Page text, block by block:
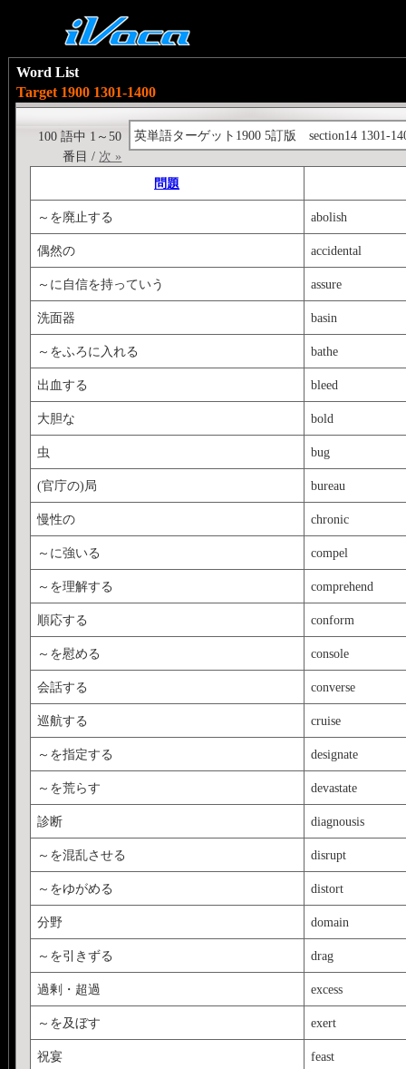
Word List
Target 1900 1301-1400
英単語ターゲット1900 5訂版 section14 1301-
100 語中 1～50
番目 / 次 »
問題
～を廃止する abolish
偶然の accidental
～に自信を持っていう assure
洗面器 basin
～をふろに入れる bathe
出血する bleed
大胆な bold
虫 bug
(官庁の)局 bureau
慢性の chronic
～に強いる compel
～を理解する comprehend
順応する conform
～を慰める console
会話する converse
巡航する cruise
～を指定する designate
～を荒らす devastate
診断 diagnousis
～を混乱させる disrupt
～をゆがめる distort
分野 domain
～を引きずる drag
過剰・超過 excess
～を及ぼす exert
祝宴 feast